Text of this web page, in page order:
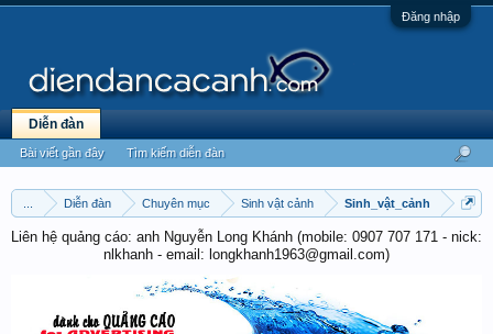
Đăng nhập
Diễn đàn Chuyên mục Sinh vật cảnh Sinh_vật_cảnh
Liên hệ quảng cáo: anh Nguyễn Long Khánh (mobile: 0907 707 171 - nick:
nlkhanh - email: longkhanh1963@gmail.com)
Diễn đàn
Bài viết gần đây Tìm kiếm diễn đàn